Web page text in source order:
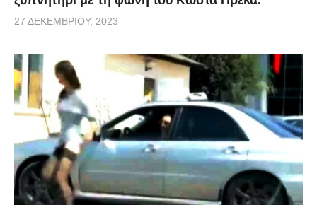
27 ΔΕΚΕΜΒΡΊΟΥ, 2023